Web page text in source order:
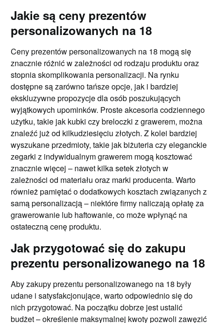
Jakie są ceny prezentów
personalizowanych na 18
Ceny prezentów personalizowanych na 18 mogą się
znacznie różnić w zależności od rodzaju produktu oraz
stopnia skomplikowania personalizacji. Na rynku
dostępne są zarówno tańsze opcje, jak i bardziej
ekskluzywne propozycje dla osób poszukujących
wyjątkowych upominków. Proste akcesoria codziennego
użytku, takie jak kubki czy breloczki z grawerem, można
znaleźć już od kilkudziesięciu złotych. Z kolei bardziej
wyszukane przedmioty, takie jak biżuteria czy eleganckie
zegarki z indywidualnym grawerem mogą kosztować
znacznie więcej – nawet kilka setek złotych w
zależności od materiału oraz marki producenta. Warto
również pamiętać o dodatkowych kosztach związanych z
samą personalizacją – niektóre firmy naliczają opłatę za
grawerowanie lub haftowanie, co może wpłynąć na
ostateczną cenę produktu.
Jak przygotować się do zakupu
prezentu personalizowanego na 18
Aby zakupy prezentu personalizowanego na 18 były
udane i satysfakcjonujące, warto odpowiednio się do
nich przygotować. Na początku dobrze jest ustalić
budżet – określenie maksymalnej kwoty pozwoli zawęzić